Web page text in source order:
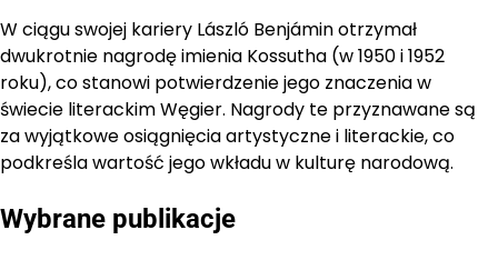
W ciągu swojej kariery László Benjámin otrzymał
dwukrotnie nagrodę imienia Kossutha (w 1950 i 1952
roku), co stanowi potwierdzenie jego znaczenia w
świecie literackim Węgier. Nagrody te przyznawane są
za wyjątkowe osiągnięcia artystyczne i literackie, co
podkreśla wartość jego wkładu w kulturę narodową.
Wybrane publikacje